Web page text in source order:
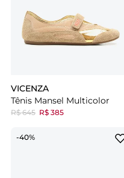
VICENZA
Tênis Mansel Multicolor
R$ 645 R$ 385
-40%